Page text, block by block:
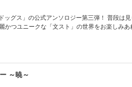
ッグス」の公式アンソロジー第三弾！ 普段は
かつユニークな「文スト」の世界をお楽しみあ
～暁～